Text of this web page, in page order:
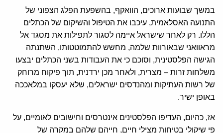
במשך שבועות ארוכים, הוואקף, בהשפעת הפלג הצפוני של
התנועה האסלאמית, עיכבו את הטיפול והשיקום של הכתלים
הללו. רק לאחר שישראל איימה לסגור לתפילות את מסגד אל
מראוואני שבאורוות שלמה, מחשש להתמוטטותו, השתנתה
הגישה הפלסטינית, וסוכם כי את העבודות בשני הכתלים יבצעו
משלחות זרות – מצרית, ולאחר מכן ירדנית, תוך פיקוח מרוחק
של רשות העתיקות ומהנדסים ישראלים, שלא יעסקו במלאככה
באופן ישיר.
אז, כהיום, העדיפו הפלסטינים אינטרסים וחישובים לאומיים, על
פי שיקולי בטיחות מצילי חיים, חייהם שלהם במקרה של